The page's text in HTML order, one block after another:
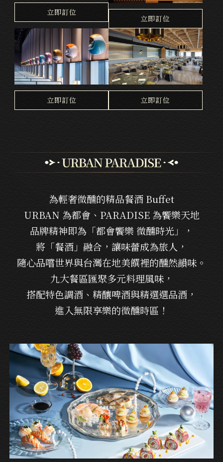
竹北遠百店立即訂位 台中大遠百店
立即訂位
台南西門店立即訂位 高雄義享店立即訂位
為輕奢微醺的精品餐酒 Buffet
URBAN 為都會、PARADISE 為饗樂天地
品牌精神即為「都會饗樂 微醺時光」，
將「餐酒」融合，讓味蕾成為旅人，
隨心品嚐世界與台灣在地美饌裡的醺然韻味。
九大餐區匯聚多元料理風味，
搭配特色調酒、精釀啤酒與精選選品酒，
進入無限享樂的微醺時區！